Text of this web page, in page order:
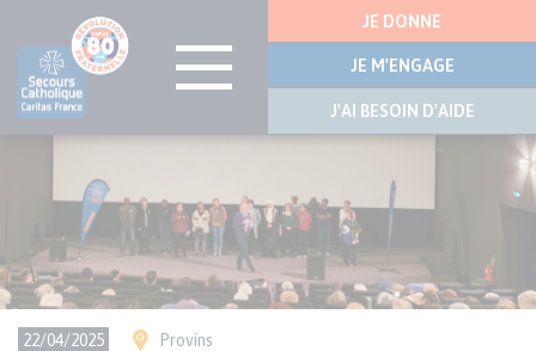
latérale
JE DONNE
JE M'ENGAGE
J'AI BESOIN D'AIDE
22/04/2025 Ville(s)
Provins